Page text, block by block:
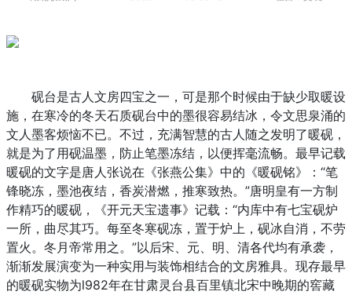
砚台是古人文房四宝之一，可是那个时候由于缺少取暖设
施，在寒冷的冬天石质砚台中的墨很容易结冰，令文思泉涌的
文人墨客烦恼不已。不过，充满智慧的古人随之发明了暖砚，
就是为了用砚温墨，防止笔墨冻结，以便挥毫流畅。最早记载
暖砚的文字是唐人张说在《张燕公集》中的《暖砚铭》：“笔
锋晓冻，墨池夜结，香炭潜燃，推寒致热。”唐明皇有一方制
作精巧的暖砚，《开元天宝遗事》记载：“内库中有七宝砚炉
一所，曲尽其巧。每至冬寒砚冻，置于炉上，砚冰自消，不劳
置火。冬月帝常用之。”以后宋、元、明、清各代均有承袭，
渐渐发展演变为一种实用与装饰相结合的文房雅具。现存最早
的暖砚实物为l982年在甘肃灵台县百里镇北宋中晚期的窖藏